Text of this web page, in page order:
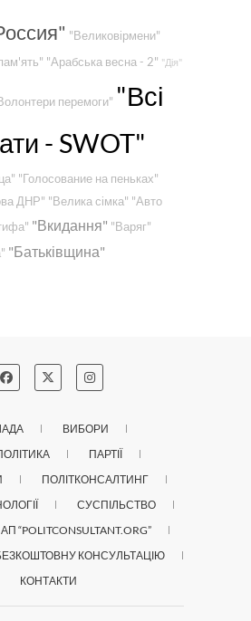
"Великовірмени"
"Арабська весна - 2" "Дія"
перемоги" "Всі
- SWOT"
"Голосование на пеньках"
ДНР" "Велика сімка" "Авто
"Вкидання" "Варяг"
"Батьківщина"
ВИБОРИ
ПАРТІЇ
ПОЛІТКОНСАЛТИНГ
СУСПІЛЬСТВО
“POLITCONSULTANT.ORG”
КОНСУЛЬТАЦІЮ
КОНТАКТИ